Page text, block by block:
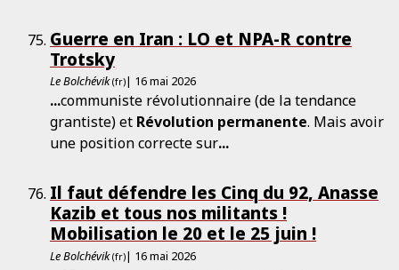
Guerre en Iran : LO et NPA-R contre
Trotsky
Le Bolchévik (fr)| 16 mai 2026
...communiste révolutionnaire (de la tendance
grantiste) et Révolution permanente. Mais avoir
une position correcte sur...
Il faut défendre les Cinq du 92, Anasse
Kazib et tous nos militants !
Mobilisation le 20 et le 25 juin !
Le Bolchévik (fr)| 16 mai 2026